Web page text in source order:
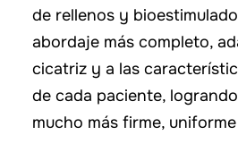
de rellenos y
abordaje más completo,
cicatriz y a las
de cada paciente,
mucho más firme,